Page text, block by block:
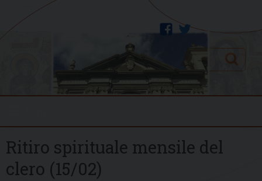
twitter
facebook
Search
Ritiro spirituale mensile del
clero (15/02)